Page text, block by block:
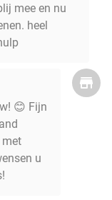
mee en nu
heel
😊 Fijn
met
u